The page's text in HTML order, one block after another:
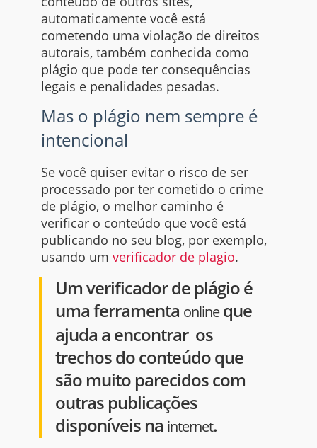
automaticamente você está
cometendo uma violação de direitos
autorais, também conhecida como
plágio que pode ter consequências
legais e penalidades pesadas.
Mas o plágio nem sempre é
intencional
Se você quiser evitar o risco de ser
processado por ter cometido o crime
de plágio, o melhor caminho é
verificar o conteúdo que você está
publicando no seu blog, por exemplo,
usando um verificador de plagio.
Um verificador de plágio é
uma ferramenta onlineque
ajuda a encontrar os
trechos do conteúdo que
são muito parecidos com
outras publicações
disponíveis na internet.